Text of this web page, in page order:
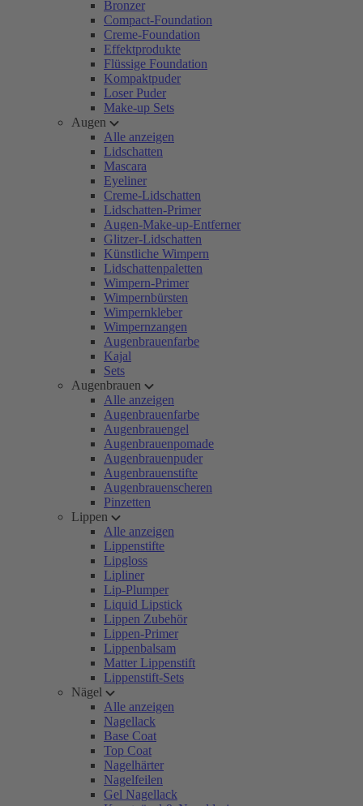
Bronzer
Compact-Foundation
Creme-Foundation
Effektprodukte
Flüssige Foundation
Kompaktpuder
Loser Puder
Make-up Sets
Augen
Alle anzeigen
Lidschatten
Mascara
Eyeliner
Creme-Lidschatten
Lidschatten-Primer
Augen-Make-up-Entferner
Glitzer-Lidschatten
Künstliche Wimpern
Lidschattenpaletten
Wimpern-Primer
Wimpernbürsten
Wimpernkleber
Wimpernzangen
Augenbrauenfarbe
Kajal
Sets
Augenbrauen
Alle anzeigen
Augenbrauenfarbe
Augenbrauengel
Augenbrauenpomade
Augenbrauenpuder
Augenbrauenstifte
Augenbrauenscheren
Pinzetten
Lippen
Alle anzeigen
Lippenstifte
Lipgloss
Lipliner
Lip-Plumper
Liquid Lipstick
Lippen Zubehör
Lippen-Primer
Lippenbalsam
Matter Lippenstift
Lippenstift-Sets
Nägel
Alle anzeigen
Nagellack
Base Coat
Top Coat
Nagelhärter
Nagelfeilen
Gel Nagellack